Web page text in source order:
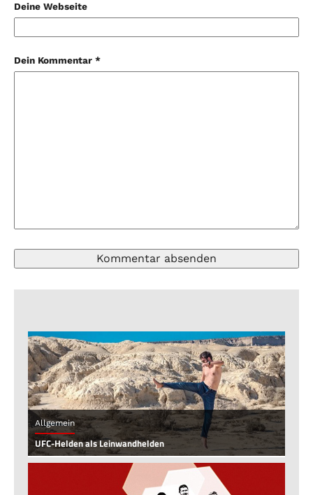
Deine Webseite
Dein Kommentar *
Allgemein
UFC-Helden als Leinwandhelden